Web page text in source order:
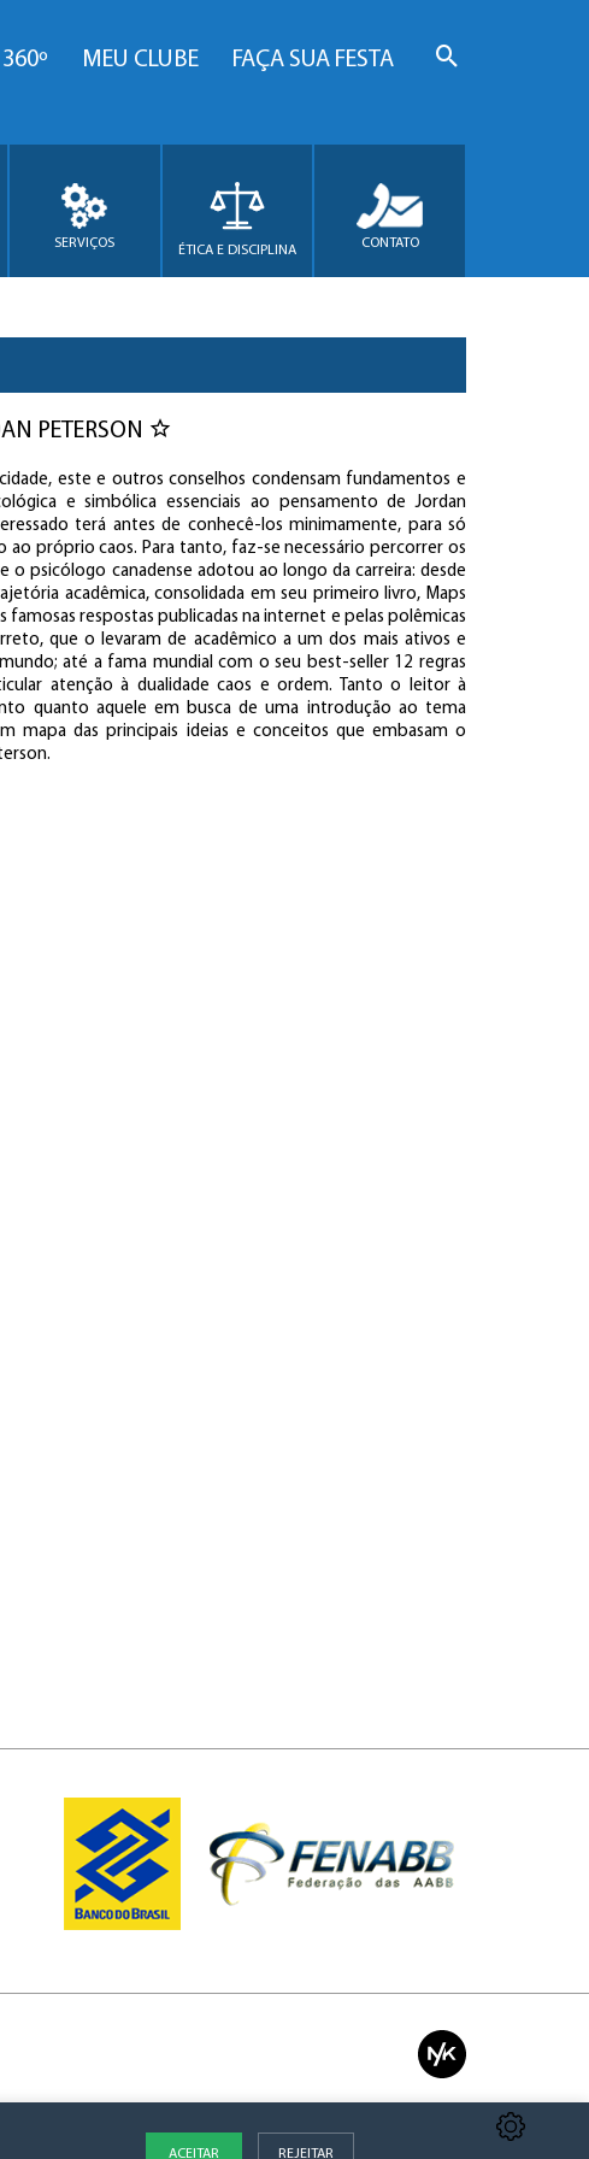
360º MEU CLUBE FAÇA SUA FESTA
SERVIÇOS ÉTICA E DISCIPLINA CONTATO
PETERSON
este e outros conselhos condensam fundamentos e
e simbólica essenciais ao pensamento de Jordan
terá antes de conhecê-los minimamente, para só
ao próprio caos. Para tanto, faz-se necessário percorrer os
o psicólogo canadense adotou ao longo da carreira: desde
acadêmica, consolidada em seu primeiro livro, Maps
famosas respostas publicadas na internet e pelas polêmicas
que o levaram de acadêmico a um dos mais ativos e
até a fama mundial com o seu best-seller 12 regras
atenção à dualidade caos e ordem. Tanto o leitor à
quanto aquele em busca de uma introdução ao tema
mapa das principais ideias e conceitos que embasam o
ACEITAR REJEITAR